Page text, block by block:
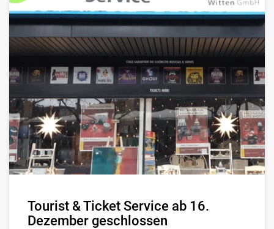
Tourist & Ticket Service ab 16.
Dezember geschlossen